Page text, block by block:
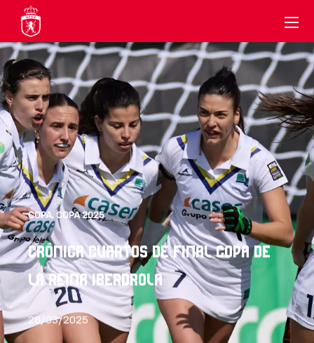
COPA, COPA 2025
CRÓNICA CUARTOS DE FINAL COPA DE
LA REINA IBERDROLA
28/03/2025